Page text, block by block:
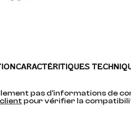
CARACTÉRITIQUES
pas d'informations de
pour vérifier la